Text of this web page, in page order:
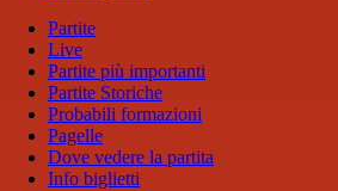
Partite
Live
Partite più importanti
Partite Storiche
Probabili formazioni
Pagelle
Dove vedere la partita
Info biglietti